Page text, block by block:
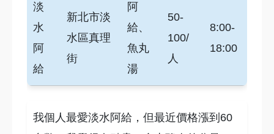
淡
水
阿
給
新北市淡
水區真理
街
阿
給、
魚丸
湯
50-
100/
人
8:00-
18:00
我個人最愛淡水阿給，但最近價格漲到60